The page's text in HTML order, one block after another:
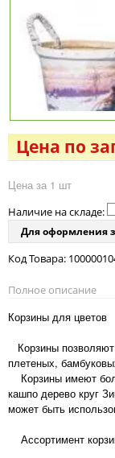
Цена по
Цена за 1 шт
Наличие на складе:
Для оформления
Код Товара:
Полное описание
Корзины для цветов
Корзины
плетеных,
Корзины имеют
кашпо дерево круг
может быть
Ассортимент